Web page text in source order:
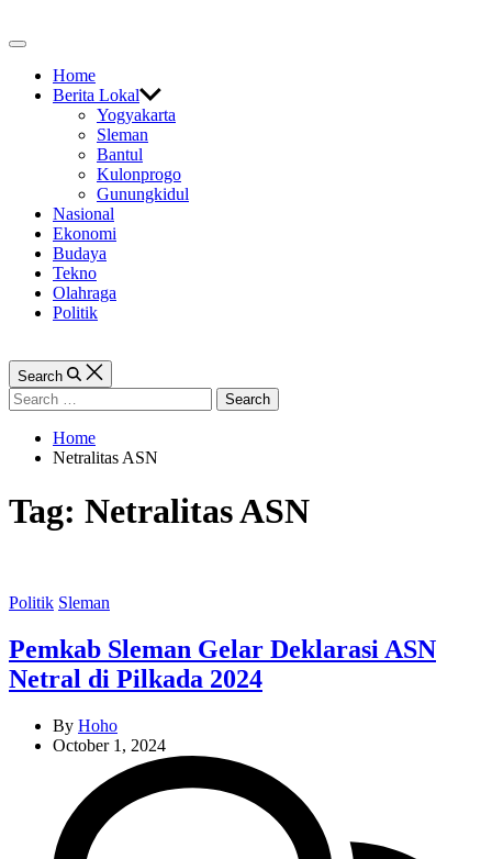
to
Off
CanvasHome
Berita Lokal
Yogyakarta
Sleman
Bantul
Kulonprogo
Gunungkidul
Nasional
Ekonomi
Budaya
Tekno
Olahraga
Politik
Search
Search
for:
Home
Netralitas ASN
Tag: Netralitas ASN
Categories
Politik Sleman
Pemkab Sleman Gelar Deklarasi ASN
Netral di Pilkada 2024
By Hoho
October 1, 2024